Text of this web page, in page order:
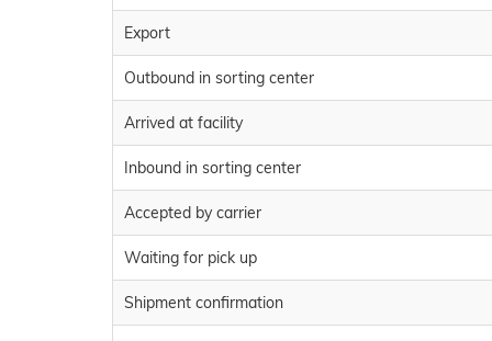
Export
Outbound in sorting center
Arrived at facility
Inbound in sorting center
Accepted by carrier
Waiting for pick up
Shipment confirmation